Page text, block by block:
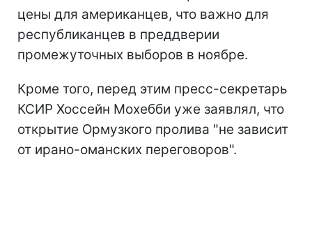
цены для американцев, что важно для
республиканцев в преддверии
промежуточных выборов в ноябре.
Кроме того, перед этим пресс-секретарь
КСИР Хоссейн Мохебби уже заявлял, что
открытие Ормузкого пролива "не зависит
от ирано-оманских переговоров".